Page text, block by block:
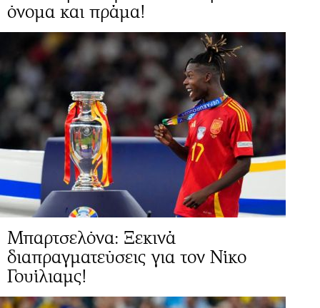
όνομα και πράμα!
Μπαρτσελόνα: Ξεκινά
διαπραγματεύσεις για τον Νίκο
Γουίλιαμς!